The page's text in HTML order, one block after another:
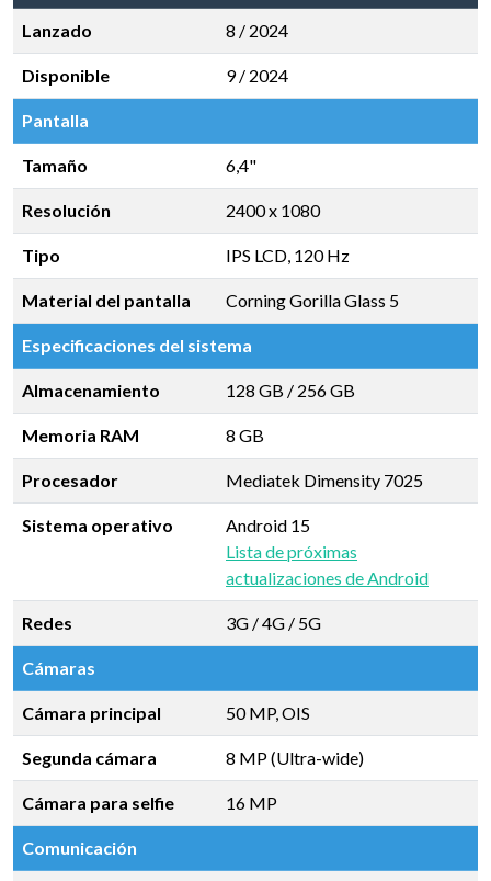
Lanzado 8 / 2024
Disponible 9 / 2024
Pantalla
Tamaño 6,4"
Resolución 2400 x 1080
Tipo IPS LCD, 120 Hz
Material del pantalla Corning Gorilla Glass 5
Especificaciones del sistema
Almacenamiento 128 GB / 256 GB
Memoria RAM 8 GB
Procesador Mediatek Dimensity 7025
Sistema operativo
Android 15
Lista de próximas
actualizaciones de Android
Redes 3G / 4G / 5G
Cámaras
Cámara principal 50 MP, OIS
Segunda cámara 8 MP (Ultra-wide)
Cámara para selfie 16 MP
Comunicación